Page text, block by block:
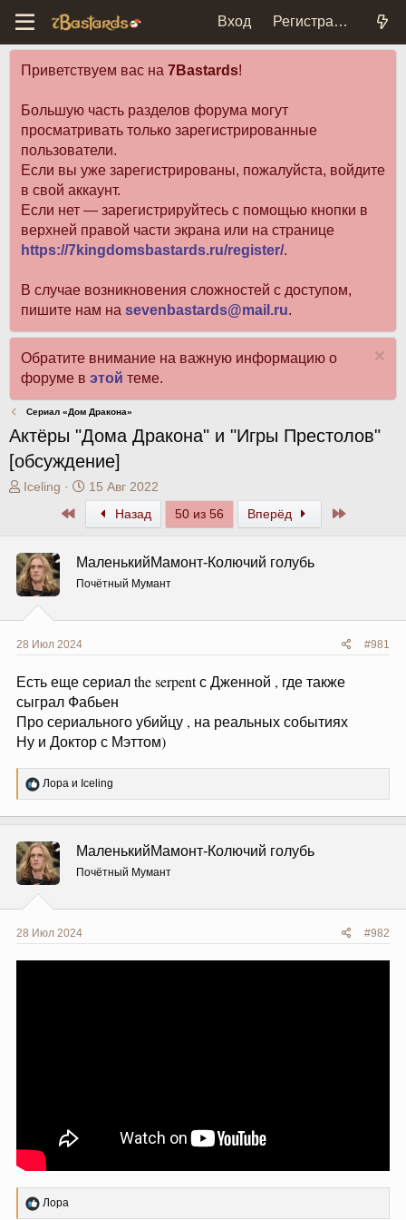
Вход Регистрация
Приветствуем вас на 7Bastards!
Большую часть разделов форума могут
просматривать только зарегистрированные
пользователи.
Если вы уже зарегистрированы, пожалуйста, войдите
в свой аккаунт.
Если нет — зарегистрируйтесь с помощью кнопки в
верхней правой части экрана или на странице
https://7kingdomsbastards.ru/register/.
В случае возникновения сложностей с доступом,
пишите нам на sevenbastards@mail.ru.
Обратите внимание на важную информацию о
форуме в этой теме.
Сериал «Дом Дракона»
Актёры "Дома Дракона" и "Игры Престолов"
[обсуждение]
А
р
т
е
ы
Iceling
Д
а
а
ч
л
15 Авг 2022
ПервыйНазад 50 из 56 Вперёд
МаленькийМамонт-Колючий голубь
Почётный Мумант
28 Июл 2024 #981
Есть еще сериал the serpent с Дженной , где также
сыграл Фабьен
Про сериального убийцу , на реальных событиях
Ну и Доктор с Мэттом)
Р
е
ц
и
и
:
Лора и Iceling
МаленькийМамонт-Колючий голубь
Почётный Мумант
28 Июл 2024 #982
Р
Лора